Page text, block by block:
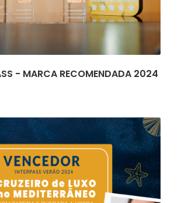
- MARCA RECOMENDADA 2024